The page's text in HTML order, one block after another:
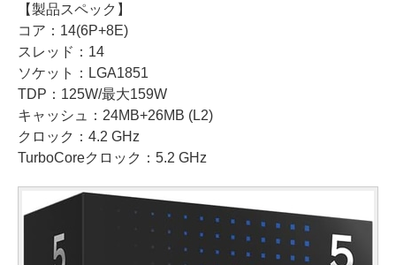
【製品スペック】
コア：14(6P+8E)
スレッド：14
ソケット：LGA1851
TDP：125W/最大159W
キャッシュ：24MB+26MB (L2)
クロック：4.2 GHz
TurboCoreクロック：5.2 GHz